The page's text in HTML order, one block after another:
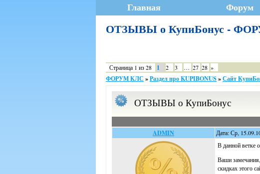
Главная Форум
ОТЗЫВЫ о КупиБонус -
Страница 1 из28 1 2 3 … 27 28 »
ФОРУМ КЛС »Раздел про KUPIBONUS»Сайт
ОТЗЫВЫ о КупиБонус
ADMIN Дата: Ср,
В данной
Ваши
скидках этого